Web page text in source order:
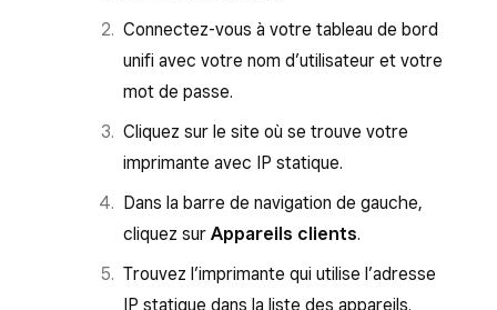
Connectez-vous à votre tableau de bord
unifi avec votre nom d’utilisateur et votre
mot de passe.
Cliquez sur le site où se trouve votre
imprimante avec IP statique.
Dans la barre de navigation de gauche,
cliquez sur Appareils clients.
Trouvez l’imprimante qui utilise l’adresse
IP statique dans la liste des appareils.